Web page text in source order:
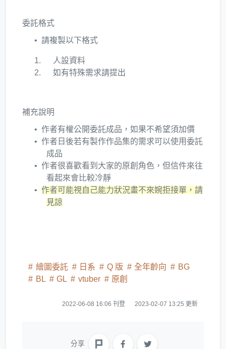
委託格式
請複製以下格式
人設資料
如有特殊需求請提出
補充說明
作者有權公開委託成品，如果不希望須加價
作者日後若有製作作品集的需求可以使用委託
成品
作者很喜歡看到大家的原創角色，但信件來往
看起來會比較冷靜
作者可能視自己能力狀況畫不來婉拒接單，請
見諒
繪圖委託 日系 Q 版 全年齡向
BG
BL
GL vtuber 原創
2022-06-08 16:06 刊登 2023-02-07 13:25 更新
分享